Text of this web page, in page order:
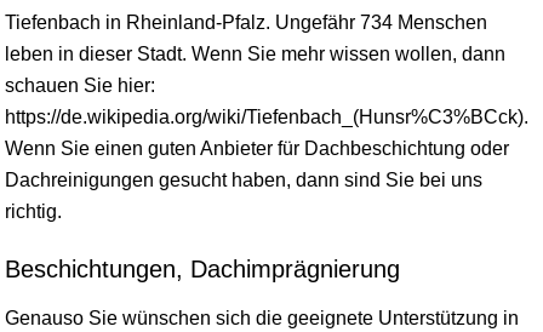
Tiefenbach in Rheinland-Pfalz. Ungefähr 734 Menschen
leben in dieser Stadt. Wenn Sie mehr wissen wollen, dann
schauen Sie hier:
https://de.wikipedia.org/wiki/Tiefenbach_(Hunsr%C3%BCck).
Wenn Sie einen guten Anbieter für Dachbeschichtung oder
Dachreinigungen gesucht haben, dann sind Sie bei uns
richtig.
Beschichtungen, Dachimprägnierung
Genauso Sie wünschen sich die geeignete Unterstützung in